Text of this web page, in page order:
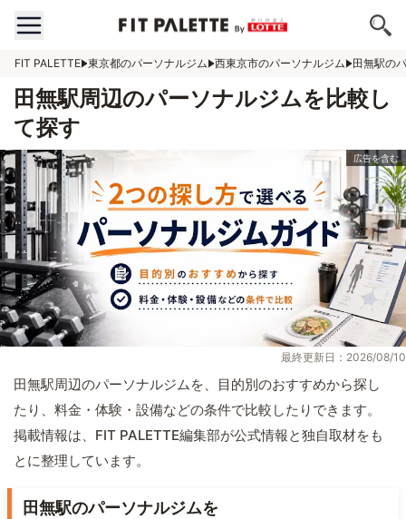
FIT PALETTE 東京都のパーソナルジム 西東京市のパーソナルジム 田無駅の
田無駅周辺のパーソナルジムを比較し
て探す
最終更新日：2026/08/10
田無駅周辺のパーソナルジムを、目的別のおすすめから探し
たり、料金・体験・設備などの条件で比較したりできます。
掲載情報は、FIT PALETTE編集部が公式情報と独自取材をも
とに整理しています。
田無駅のパーソナルジムを